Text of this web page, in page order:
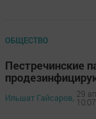
ОБЩЕСТВО
Пестречинские
Ильшат Гайсаров, 29
10:07